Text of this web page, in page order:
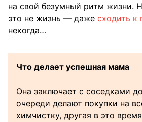
на свой безумный ритм жизни.
это не жизнь — даже сходить к
некогда…
Что делает успешная мама
Она заключает с соседками
очереди делают покупки на
химчистку, другая в это